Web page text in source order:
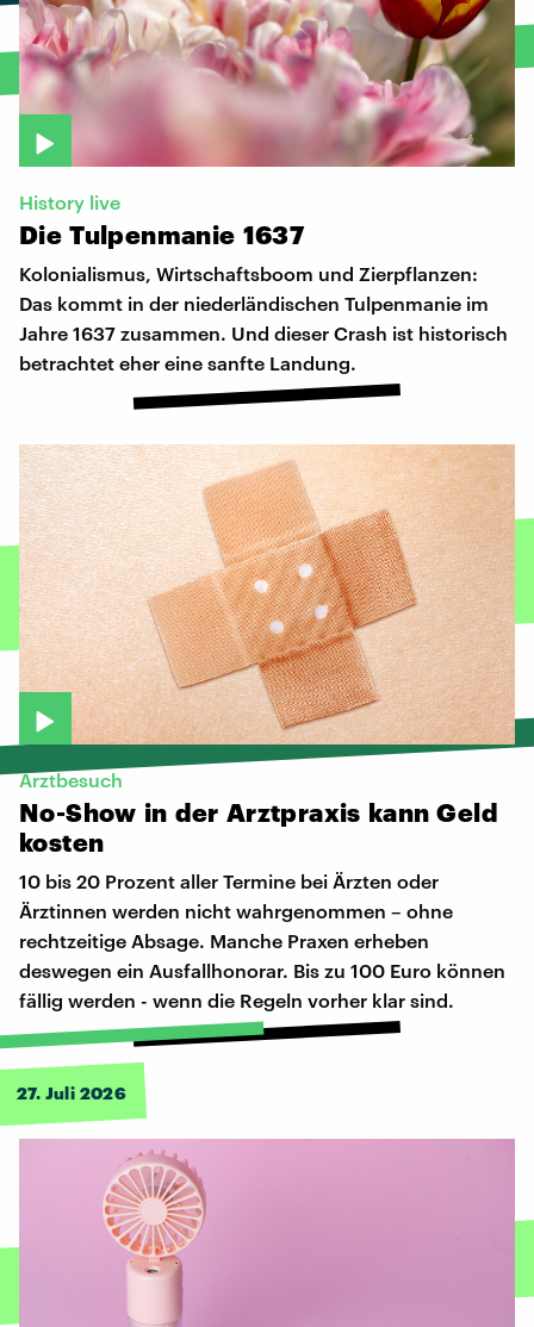
History live
Die Tulpenmanie 1637
Kolonialismus, Wirtschaftsboom und Zierpflanzen:
Das kommt in der niederländischen Tulpenmanie im
Jahre 1637 zusammen. Und dieser Crash ist historisch
betrachtet eher eine sanfte Landung.
Arztbesuch
No-Show in der Arztpraxis kann Geld
kosten
10 bis 20 Prozent aller Termine bei Ärzten oder
Ärztinnen werden nicht wahrgenommen – ohne
rechtzeitige Absage. Manche Praxen erheben
deswegen ein Ausfallhonorar. Bis zu 100 Euro können
fällig werden - wenn die Regeln vorher klar sind.
27. Juli 2026